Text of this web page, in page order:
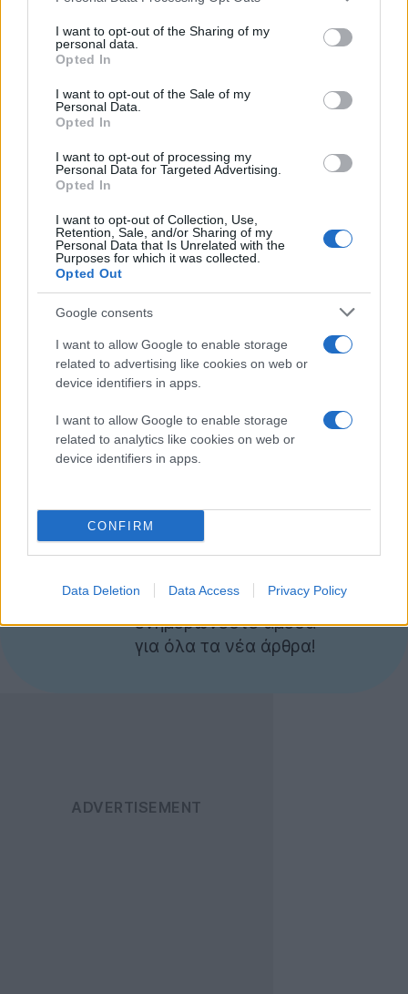
not limited to your visit or usage behaviour. You may click to
grant or deny consent to Google and its third-party tags to
use your data for below specified purposes in below Google
consent section.
I want to opt-out of the Sharing of my
personal data.
Opted In
I want to opt-out of the Sale of my
Personal Data.
Opted In
I want to opt-out of processing my
Personal Data for Targeted Advertising.
Opted In
I want to opt-out of Collection, Use,
Retention, Sale, and/or Sharing of my
Personal Data that Is Unrelated with the
Purposes for which it was collected.
Opted Out
Google consents
I want to allow Google to enable storage
related to advertising like cookies on web or
device identifiers in apps.
I want to allow Google to enable storage
related to analytics like cookies on web or
device identifiers in apps.
CONFIRM
Data Deletion Data Access Privacy Policy
Να υπενθυμίσουμε ότι τοExoPC Tablet
οθόνη capacitive multitouch 11.6'' ανάλυσης 1366 x 768,
επεξεργαστήIntel Atom N450 1.66GHz
DDR2 2GB, WiFi 802.11 b/g/n, Bluetooth 2.1, επιλογή για
3G, θύρα HDMI, επιταχυντόμετρο, κάμερα 1.3MP,
υποδοχή κάρτας μνήμης SD και αποθηκευτικό χώρο
έως 64GB.
βάρος 1.o4kg και κοστίζει στην Πορτογαλία€692
αρκετά περισσότερο από τα €470 που είχε αρχικά
Ακολουθήστε το
Newsγια να
ενημερώνεστε άμεσα
για όλα τα νέα άρθρα!